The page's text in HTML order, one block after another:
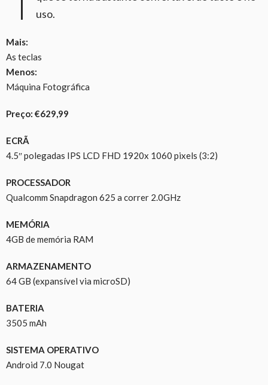
uso.
Mais:
As teclas
Menos:
Máquina Fotográfica
Preço: €629,99
ECRÃ
4.5″ polegadas IPS LCD FHD 1920x 1060 pixels (3:2)
PROCESSADOR
Qualcomm Snapdragon 625 a correr 2.0GHz
MEMÓRIA
4GB de memória RAM
ARMAZENAMENTO
64 GB (expansível via microSD)
BATERIA
3505 mAh
SISTEMA OPERATIVO
Android 7.0 Nougat